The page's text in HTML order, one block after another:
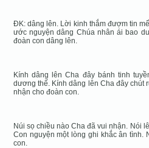
ĐK: dâng lên. Lời kinh thắm đượm tin
ước nguyện dâng Chúa nhân ái bao
đoàn con dâng lên.
Kính dâng lên Cha đây bánh tinh
dương thế. Kính dâng lên Cha đây chút
nhận cho đoàn con.
Núi sọ chiều nào Cha đã vui nhận. Nói
Con nguyện một lòng ghi khắc ân tình.
con.